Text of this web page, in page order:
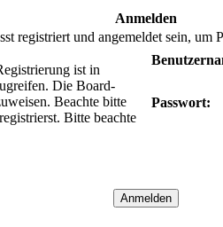
Anmelden
registriert und angemeldet sein, um
ist in
Die Board-
Beachte bitte
Bitte beachte
Passwort: